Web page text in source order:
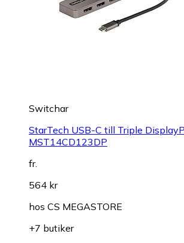
Switchar
StarTech USB-C till Triple
MST14CD123DP
fr.
564 kr
hos CS MEGASTORE
+7 butiker